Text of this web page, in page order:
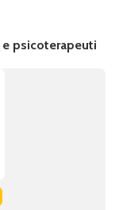
psicoterapeuti